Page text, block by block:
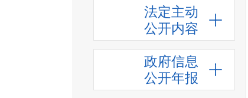
法定主动
公开内容
政府信息
公开年报